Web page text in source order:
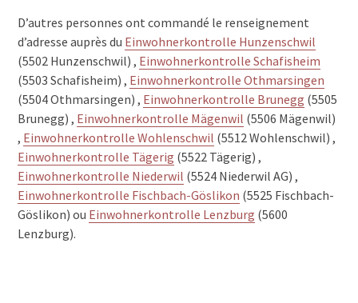
D’autres personnes ont commandé le renseignement
d’adresse auprès du Einwohnerkontrolle Hunzenschwil
(5502 Hunzenschwil) , Einwohnerkontrolle Schafisheim
(5503 Schafisheim) , Einwohnerkontrolle Othmarsingen
(5504 Othmarsingen) , Einwohnerkontrolle Brunegg (5505
Brunegg) , Einwohnerkontrolle Mägenwil (5506 Mägenwil)
, Einwohnerkontrolle Wohlenschwil (5512 Wohlenschwil) ,
Einwohnerkontrolle Tägerig (5522 Tägerig) ,
Einwohnerkontrolle Niederwil (5524 Niederwil AG) ,
Einwohnerkontrolle Fischbach-Göslikon (5525 Fischbach-
Göslikon) ou Einwohnerkontrolle Lenzburg (5600
Lenzburg).